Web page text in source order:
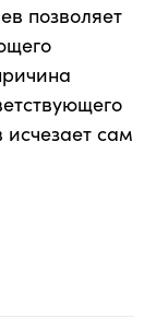
позволяет
сам